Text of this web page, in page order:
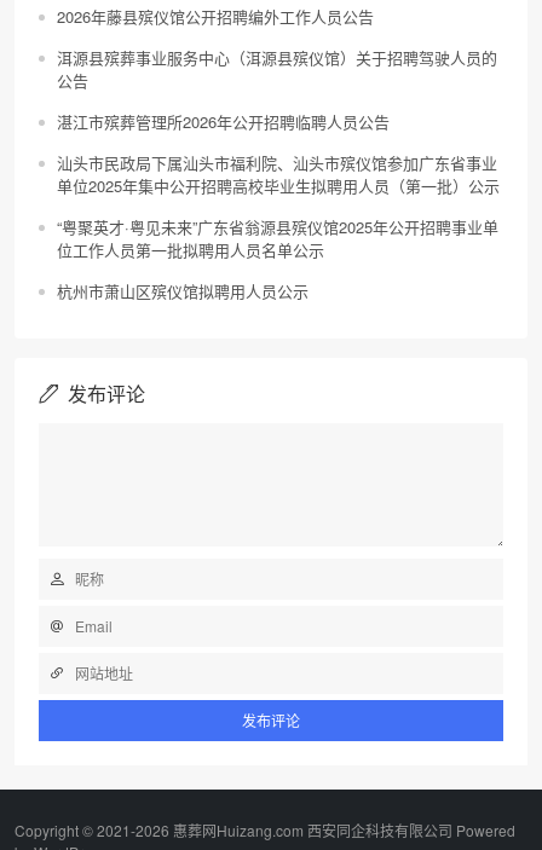
2026年藤县殡仪馆公开招聘编外工作人员公告
洱源县殡葬事业服务中心（洱源县殡仪馆）关于招聘驾驶人员的
公告
湛江市殡葬管理所2026年公开招聘临聘人员公告
汕头市民政局下属汕头市福利院、汕头市殡仪馆参加广东省事业
单位2025年集中公开招聘高校毕业生拟聘用人员（第一批）公示
“粤聚英才·粤见未来”广东省翁源县殡仪馆2025年公开招聘事业单
位工作人员第一批拟聘用人员名单公示
杭州市萧山区殡仪馆拟聘用人员公示
发布评论
Copyright © 2021-2026 惠葬网Huizang.com 西安同企科技有限公司 Powered